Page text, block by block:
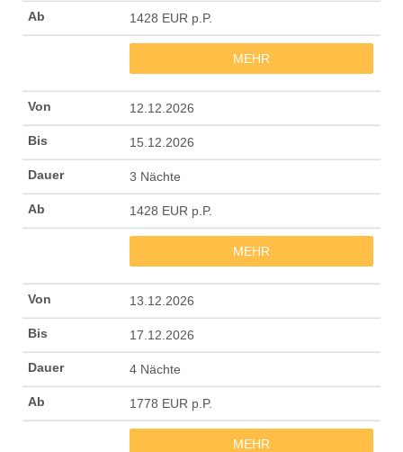
1428 EUR p.P.
MEHR
12.12.2026
15.12.2026
3 Nächte
1428 EUR p.P.
MEHR
13.12.2026
17.12.2026
4 Nächte
1778 EUR p.P.
MEHR